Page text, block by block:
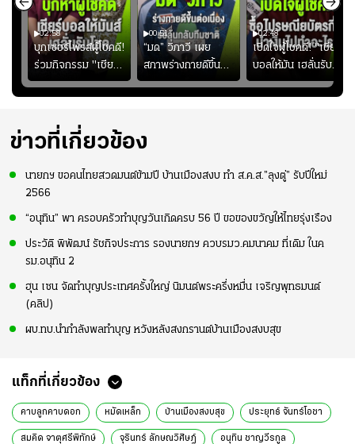
02:58
บุกเซอร์ไพรส์ผู้โชคดี!
ร่วมกิจกรรม "เชียร์
บอลให้มัน เฮลั่นรับ
โชค ทุกที่ทุกเวลา"
00:51
“มด” วิภาวี เผย
สภาพร่างกายดีขึ้น
อย่างต่อเนื่อง พร้อม
พยายามลงสนามให้
ความมั่นใจ
02:48
เปิดใจผู้โชคดี! "เชียร์
บอลให้มัน เฮลั่นรับ
โชค ทุกที่ทุกเวลา"
ซื้อไปรษณียบัตรกี่ใบ?
ข่าวที่เกี่ยวข้อง
นายกฯ ขอคนไทยสวดมนต์ข้ามปี บ้านเมืองสงบ ทำ ส.ค.ส.”ลุงตู่” รับปีใหม่
2566
“อนุทิน” พา ครอบครัวทำบุญวันเกิดครบ 56 ปี ขอของขวัญให้ไทยรุ่งเรือง
ประวัติ พิพัฒน์ รัชกิจประการ รองนายกฯ ควบรมว.คมนาคม ที่เดิม ในค
รม.อนุทิน 2
ฮุน เซน จัดทำบุญประเทศครั้งใหญ่ นิมนต์พระครึ่งหมื่น เจริญพุทธมนต์
(คลิป)
ผบ.ทบ.นำกำลังพลทำบุญ หวังหลังสงกรานต์บ้านเมืองสงบสุข
แท็กที่เกี่ยวข้อง
คาบลูกคาบดอก หมัดเหล็ก บ้านเมืองสงบสุข ประยุทธ์ จันทร์โอชา
สมคิด จาตุศรีพิทักษ์ จุรินทร์ ลักษณวิศิษฎ์ อนุทิน ชาญวีรกูล